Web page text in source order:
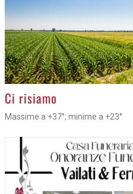
>
Ci risiamo
Massime a +37°; minime a +23°